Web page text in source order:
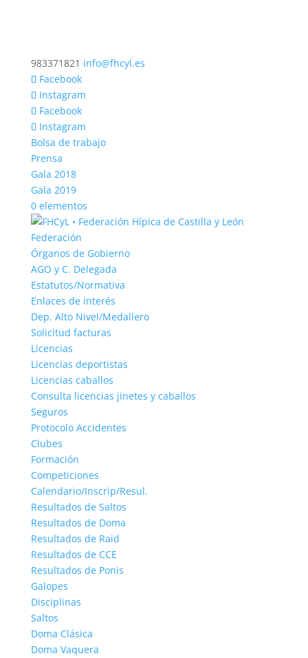
983371821 info@fhcyl.es
Facebook
Instagram
Facebook
Instagram
Bolsa de trabajo
Prensa
Gala 2018
Gala 2019
0 elementos
Federación
Órganos de Gobierno
AGO y C. Delegada
Estatutos/Normativa
Enlaces de interés
Dep. Alto Nivel/Medallero
Solicitud facturas
Licencias
Licencias deportistas
Licencias caballos
Consulta licencias jinetes y caballos
Seguros
Protocolo Accidentes
Clubes
Formación
Competiciones
Calendario/Inscrip/Resul.
Resultados de Saltos
Resultados de Doma
Resultados de Raid
Resultados de CCE
Resultados de Ponis
Galopes
Disciplinas
Saltos
Doma Clásica
Doma Vaquera